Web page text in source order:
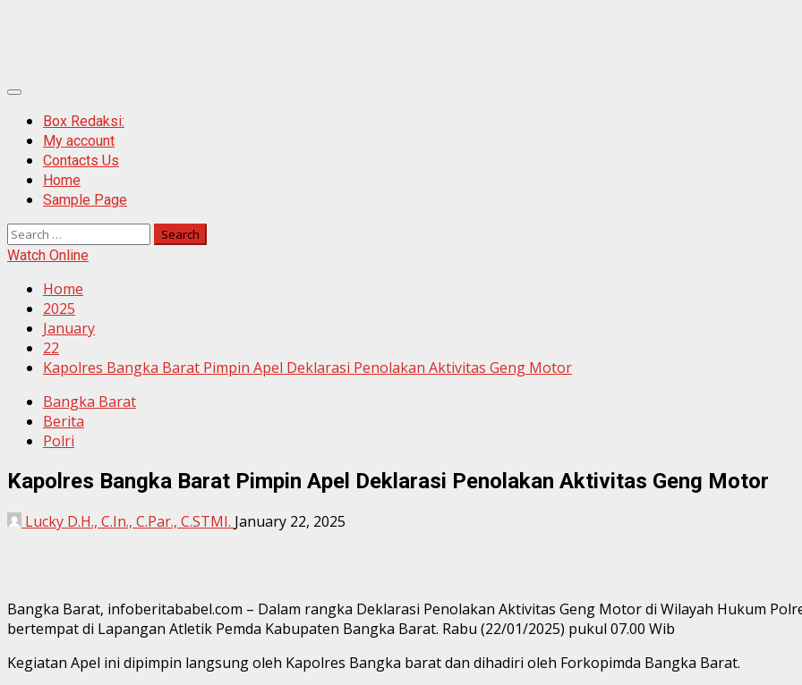
Primary
MenuBox Redaksi:
My account
Contacts Us
Home
Sample Page
Search
for:
Watch Online
Home
2025
January
22
Kapolres Bangka Barat Pimpin Apel Deklarasi Penolakan Aktivitas Geng Motor
Bangka Barat
Berita
Polri
Kapolres Bangka Barat Pimpin Apel Deklarasi Penolakan Aktivitas Geng Motor
Lucky D.H., C.In., C.Par., C.STMI. January 22, 2025
Bangka Barat, infoberitababel.com – Dalam rangka Deklarasi Penolakan Aktivitas Geng Motor di Wilayah Hukum
bertempat di Lapangan Atletik Pemda Kabupaten Bangka Barat. Rabu (22/01/2025) pukul 07.00 Wib
Kegiatan Apel ini dipimpin langsung oleh Kapolres Bangka barat dan dihadiri oleh Forkopimda Bangka Barat.